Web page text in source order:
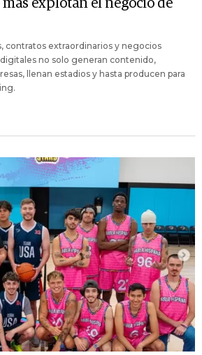
explotan el negocio de
contratos extraordinarios y negocios
no solo generan contenido,
llenan estadios y hasta producen para